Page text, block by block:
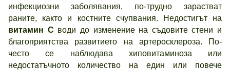
инфекциозни заболявания, по-трудно зарастват
раните, както и костните счупвания. Недостигът на
витамин С води до изменение на съдовите стени и
благоприятства развитието на артеросклероза. По-
често се наблюдава хиповитаминоза или
недостатъчното количество на един или повече